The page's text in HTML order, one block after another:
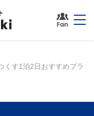
くす1泊2日おすすめプラ